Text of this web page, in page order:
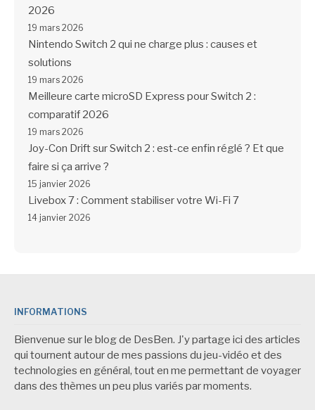
2026
19 mars 2026
Nintendo Switch 2 qui ne charge plus : causes et
solutions
19 mars 2026
Meilleure carte microSD Express pour Switch 2 :
comparatif 2026
19 mars 2026
Joy-Con Drift sur Switch 2 : est-ce enfin réglé ? Et que
faire si ça arrive ?
15 janvier 2026
Livebox 7 : Comment stabiliser votre Wi-Fi 7
14 janvier 2026
INFORMATIONS
Bienvenue sur le blog de DesBen. J'y partage ici des articles
qui tournent autour de mes passions du jeu-vidéo et des
technologies en général, tout en me permettant de voyager
dans des thèmes un peu plus variés par moments.